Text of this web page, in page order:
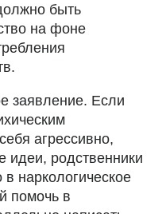
быть
на фоне
заявление. Если
агрессивно,
идеи, родственники
в наркологическое
помочь в